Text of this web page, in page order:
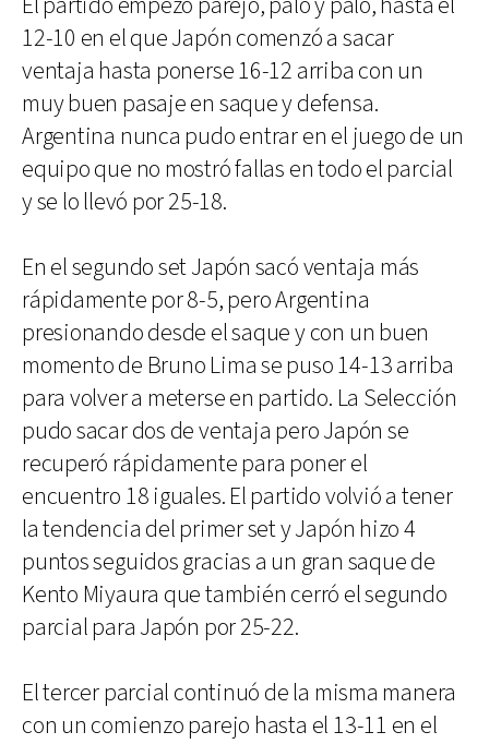
12-10 en el que Japón comenzó a sacar
ventaja hasta ponerse 16-12 arriba con un
muy buen pasaje en saque y defensa.
Argentina nunca pudo entrar en el juego de un
equipo que no mostró fallas en todo el parcial
y se lo llevó por 25-18.
En el segundo set Japón sacó ventaja más
rápidamente por 8-5, pero Argentina
presionando desde el saque y con un buen
momento de Bruno Lima se puso 14-13 arriba
para volver a meterse en partido. La Selección
pudo sacar dos de ventaja pero Japón se
recuperó rápidamente para poner el
encuentro 18 iguales. El partido volvió a tener
la tendencia del primer set y Japón hizo 4
puntos seguidos gracias a un gran saque de
Kento Miyaura que también cerró el segundo
parcial para Japón por 25-22.
El tercer parcial continuó de la misma manera
con un comienzo parejo hasta el 13-11 en el